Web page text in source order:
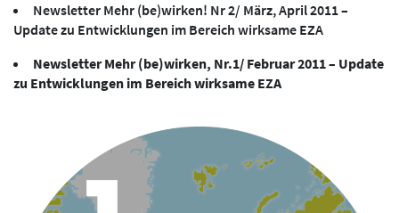
Newsletter Mehr (be)wirken! Nr 2/ März, April 2011 –
Update zu Entwicklungen im Bereich wirksame EZA
Newsletter Mehr (be)wirken, Nr.1/ Februar 2011 – Update
zu Entwicklungen im Bereich wirksame EZA